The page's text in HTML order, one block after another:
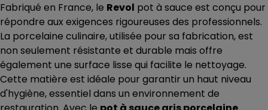
Fabriqué en France, le Revol pot à sauce est conçu pour
répondre aux exigences rigoureuses des professionnels.
La porcelaine culinaire, utilisée pour sa fabrication, est
non seulement résistante et durable mais offre
également une surface lisse qui facilite le nettoyage.
Cette matière est idéale pour garantir un haut niveau
d'hygiène, essentiel dans un environnement de